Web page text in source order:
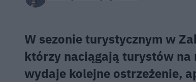
W sezonie turystycznym w
którzy naciągają turystów
wydaje kolejne ostrzeżenie,